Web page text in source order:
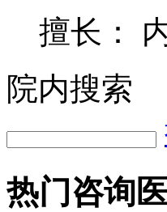
擅长：
院内搜索
热门咨询